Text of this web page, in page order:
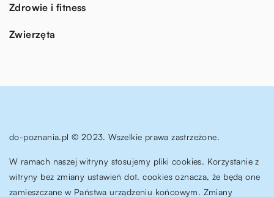
Zdrowie i fitness
Zwierzęta
do-poznania.pl © 2023. Wszelkie prawa zastrzeżone.
W ramach naszej witryny stosujemy pliki cookies. Korzystanie z
witryny bez zmiany ustawień dot. cookies oznacza, że będą one
zamieszczane w Państwa urządzeniu końcowym. Zmiany